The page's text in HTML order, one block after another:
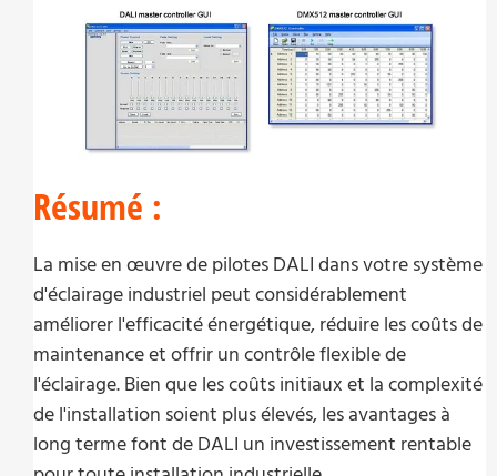
Résumé :
La mise en œuvre de pilotes DALI dans votre système
d'éclairage industriel peut considérablement
améliorer l'efficacité énergétique, réduire les coûts de
maintenance et offrir un contrôle flexible de
l'éclairage. Bien que les coûts initiaux et la complexité
de l'installation soient plus élevés, les avantages à
long terme font de DALI un investissement rentable